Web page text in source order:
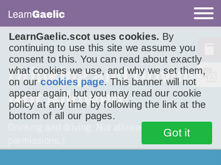
LearnGaelic.scot uses cookies. By
continuing to use this site we assume you
consent to this. You can read about exactly
what cookies we use, and why we set them,
on ourcookies page. This banner will not
appear again, but you may read our cookie
policy at any time by following the link at the
bottom of all our pages.
Got it
LearnGaelic
Drinking and Driving.
Not Allowed!
Drinking and driving. Not allowed! (Rules and